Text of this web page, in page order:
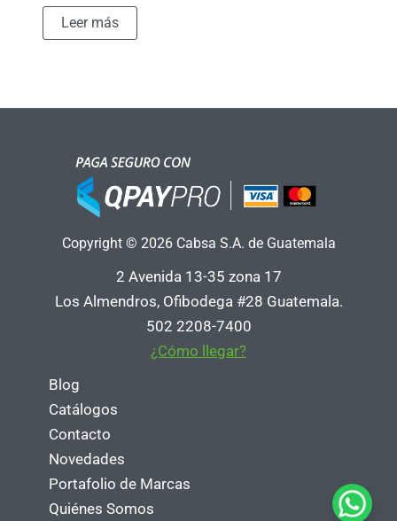
Leer más
Copyright © 2026 Cabsa S.A. de Guatemala
2 Avenida 13-35 zona 17
Los Almendros, Ofibodega #28 Guatemala.
502 2208-7400
¿Cómo llegar?
Blog
Catálogos
Contacto
Novedades
Portafolio de Marcas
Quiénes Somos